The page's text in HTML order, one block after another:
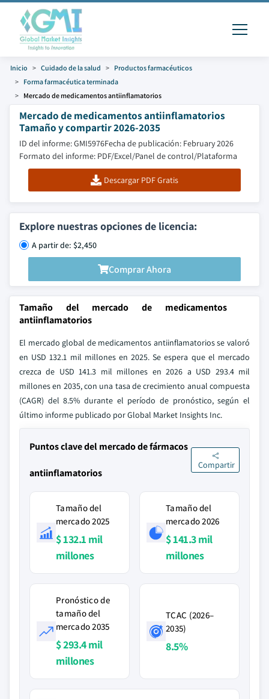
Inicio Cuidado de la salud
Productos farmacéuticos
Forma farmacéutica terminada
Mercado de medicamentos antiinflamatorios
Mercado de medicamentos antiinflamatorios
Tamaño y compartir 2026-2035
ID del informe: GMI5976Fecha de publicación: February 2026
Formato del informe: PDF/Excel/Panel de control/Plataforma
Descargar PDF Gratis
Explore nuestras opciones de licencia:
A partir de: $2,450
Comprar Ahora
Tamaño del mercado de medicamentos
antiinflamatorios
El mercado global de medicamentos antiinflamatorios se valoró
en USD 132.1 mil millones en 2025. Se espera que el mercado
crezca de USD 141.3 mil millones en 2026 a USD 293.4 mil
millones en 2035, con una tasa de crecimiento anual compuesta
(CAGR) del 8.5% durante el período de pronóstico, según el
último informe publicado por Global Market Insights Inc.
Puntos clave del mercado de fármacos
antiinflamatorios
Compartir
Tamaño del
mercado 2025
$ 132.1 mil
millones
Tamaño del
mercado 2026
$ 141.3 mil
millones
Pronóstico de
tamaño del
mercado 2035
$ 293.4 mil
millones
TCAC (2026–
2035)
8.5%